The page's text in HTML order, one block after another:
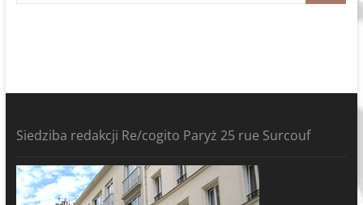
Siedziba redakcji Re/cogito Paryż 25 rue Surcouf